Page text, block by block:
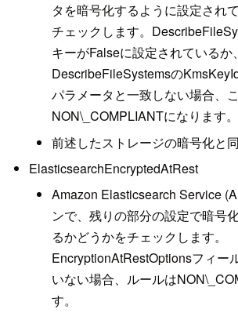
タを暗号化するように設定され
チェックします。
キーがFalseに設定されているか、
DescribeFileSystemsの
パラメータと一致しない場合、
NON\_COMPLIANTになります。
前述したストレージの暗号化と
ElasticsearchEncryptedAtRest
Amazon Elasticsearch Service
ンで、残りの部分の設定で暗号
るかどうかをチェックします。
EncryptionAtRestOptionsフィー
いない場合、ルールは
す。